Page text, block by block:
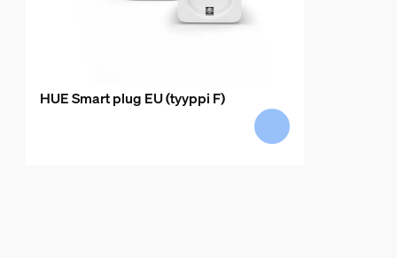
HUE Smart plug EU (tyyppi F)